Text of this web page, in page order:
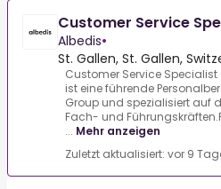
Customer Service
Albedis•
St. Gallen, St. Gallen,
Customer Service
ist eine führende
Group und spezialisiert auf
Fach- und
... Mehr anzeigen
Zuletzt aktualisiert: vor 9